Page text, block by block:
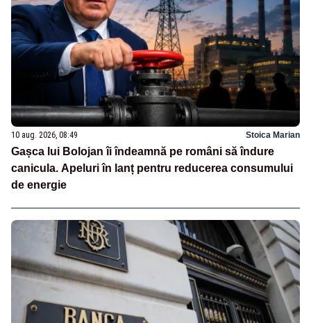
10 aug. 2026, 08:49 Stoica Marian
Gașca lui Bolojan îi îndeamnă pe români să îndure
canicula. Apeluri în lanț pentru reducerea consumului
de energie